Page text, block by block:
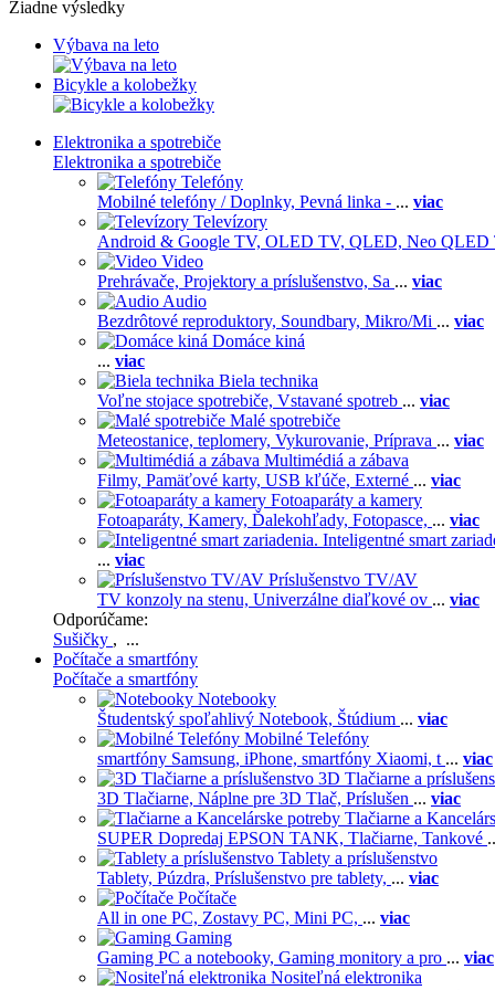
Žiadne výsledky
Výbava na leto
Bicykle a kolobežky
Elektronika a spotrebiče
Elektronika a spotrebiče
Telefóny
Mobilné telefóny / Doplnky, Pevná linka - ... viac
Televízory
Android & Google TV, OLED TV, QLED, Neo QLED
Video
Prehrávače, Projektory a príslušenstvo, Sa ... viac
Audio
Bezdrôtové reproduktory, Soundbary, Mikro/Mi ... viac
Domáce kiná
... viac
Biela technika
Voľne stojace spotrebiče, Vstavané spotreb ... viac
Malé spotrebiče
Meteostanice, teplomery, Vykurovanie, Príprava ... viac
Multimédiá a zábava
Filmy, Pamäťové karty, USB kľúče, Externé ... viac
Fotoaparáty a kamery
Fotoaparáty, Kamery, Ďalekohľady, Fotopasce, ... viac
Inteligentné smart
... viac
Príslušenstvo TV/AV
TV konzoly na stenu, Univerzálne diaľkové ov ... viac
Odporúčame:
Sušičky , ...
Počítače a smartfóny
Počítače a smartfóny
Notebooky
Študentský spoľahlivý Notebook, Štúdium ... viac
Mobilné Telefóny
smartfóny Samsung, iPhone, smartfóny Xiaomi, t ... viac
3D Tlačiarne a
3D Tlačiarne, Náplne pre 3D Tlač, Príslušen ... viac
Tlačiarne a
SUPER Dopredaj EPSON TANK, Tlačiarne, Tankové
Tablety a príslušenstvo
Tablety, Púzdra, Príslušenstvo pre tablety, ... viac
Počítače
All in one PC, Zostavy PC, Mini PC, ... viac
Gaming
Gaming PC a notebooky, Gaming monitory a pro ... viac
Nositeľná elektronika